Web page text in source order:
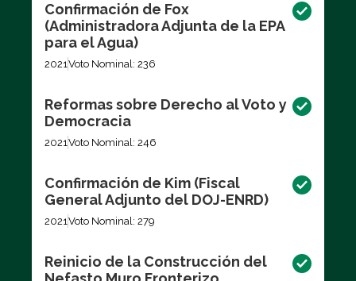
Confirmación de Fox
(Administradora Adjunta de la EPA
para el Agua)
2021Voto Nominal: 236
Reformas sobre Derecho al Voto y
Democracia
2021Voto Nominal: 246
Confirmación de Kim (Fiscal
General Adjunto del DOJ-ENRD)
2021Voto Nominal: 279
Reinicio de la Construcción del